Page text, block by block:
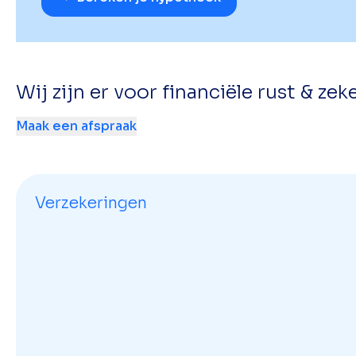
Wij zijn er voor financiële rust &
Maak een afspraak
Verzekeringen